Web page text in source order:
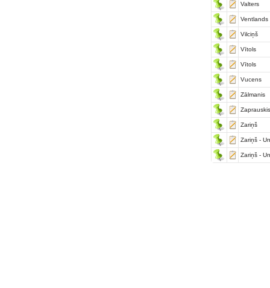
Valters
Ventlands
Vilciņš
Vītols
Vītols
Vucens
Zālmanis
Zaprauskis
Zariņš
Zariņš -
Zariņš -